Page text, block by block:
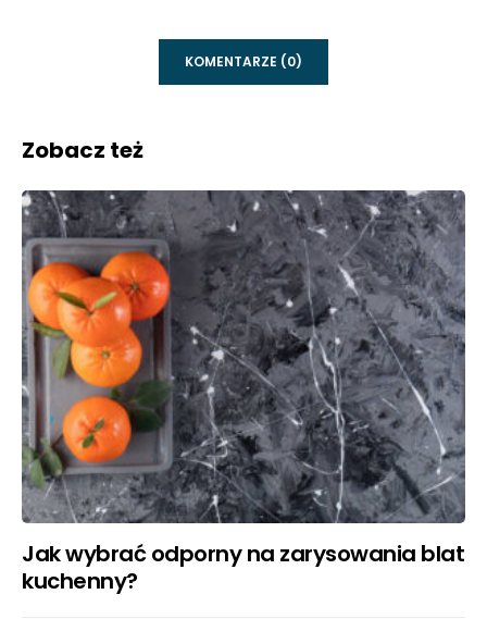
KOMENTARZE (0)
Zobacz też
Jak wybrać odporny na zarysowania blat
kuchenny?